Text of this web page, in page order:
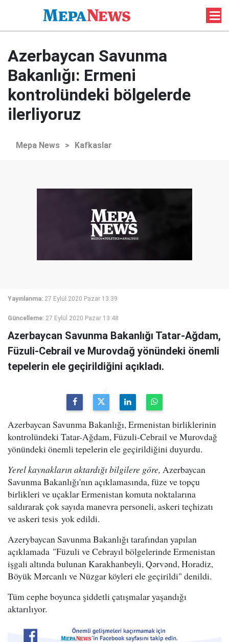
Azerbaycan Savunma
Bakanlığı: Ermeni
kontrolündeki bölgelerde
ilerliyoruz
Mepa News > Kafkaslar
Yayınlanma: 27 Eylül 2020 Pazar 13:39
Güncelleme: 27 Eylül 2020 Pazar 13:48
Azerbaycan Savunma Bakanlığı Tatar-Ağdam,
Füzuli-Cebrail ve Murovdağ yönündeki önemli
tepelerin ele geçirildiğini açıkladı.
Azerbaycan Savunma Bakanlığı, Ermenistan birliklerinin
kontrolündeki Tatar-Ağdam, Füzuli-Cebrail ve Murovdağ
yönündeki önemli tepelerin ele geçirildiğini duyurdu.
Yerel kaynakların aktardığı bilgilere göre, Azerbaycan
Savunma Bakanlığı'nın açıklamasında, füze ve topçu
birlikleri ve uçaklar Ermenistan komuta noktalarına
saldırarak çok sayıda manevra personeli, askeri teçhizatı
ve askeri tesis yok edildi.
Azerybaycan Savunma Bakanlığı tarafından yapılan
açıklamada "Füzuli ve Cebrayıl bölgelerinde Ermenistan
işgali altında bulunan Karakhanbeyli, Qərvənd, Horadiz,
Böyük Mərcanlı ve Nüzgar köyleri ele geçirildi" denildi.
Tüm cephe boyunca şiddetli çatışmalar yaşandığı
aktarılıyor.